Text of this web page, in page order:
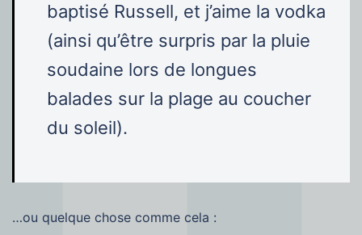
baptisé Russell, et j’aime la vodka
(ainsi qu’être surpris par la pluie
soudaine lors de longues
balades sur la plage au coucher
du soleil).
…ou quelque chose comme cela :